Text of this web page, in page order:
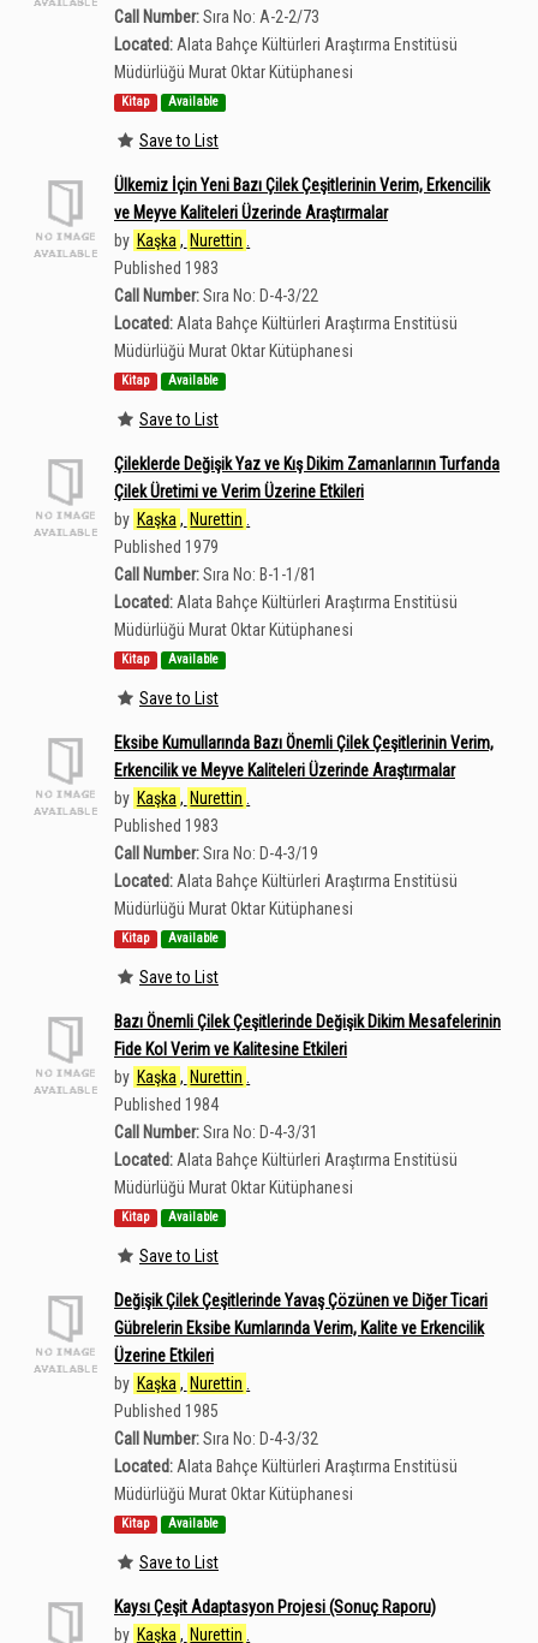
Call Number:Sıra No: A-2-2/73
Located: Alata Bahçe Kültürleri Araştırma Enstitüsü
Müdürlüğü Murat Oktar Kütüphanesi
Kitap Available
Save to List
Ülkemiz İçin Yeni Bazı Çilek Çeşitlerinin Verim, Erkencilik
ve Meyve Kaliteleri Üzerinde Araştırmalar
by Kaşka , Nurettin
Published 1983
Call Number:Sıra No: D-4-3/22
Located: Alata Bahçe Kültürleri Araştırma Enstitüsü
Müdürlüğü Murat Oktar Kütüphanesi
Kitap Available
Save to List
Çileklerde Değişik Yaz ve Kış Dikim Zamanlarının Turfanda
Çilek Üretimi ve Verim Üzerine Etkileri
by Kaşka , Nurettin
Published 1979
Call Number:Sıra No: B-1-1/81
Located: Alata Bahçe Kültürleri Araştırma Enstitüsü
Müdürlüğü Murat Oktar Kütüphanesi
Kitap Available
Save to List
Eksibe Kumullarında Bazı Önemli Çilek Çeşitlerinin Verim,
Erkencilik ve Meyve Kaliteleri Üzerinde Araştırmalar
by Kaşka , Nurettin
Published 1983
Call Number:Sıra No: D-4-3/19
Located: Alata Bahçe Kültürleri Araştırma Enstitüsü
Müdürlüğü Murat Oktar Kütüphanesi
Kitap Available
Save to List
Bazı Önemli Çilek Çeşitlerinde Değişik Dikim Mesafelerinin
Fide Kol Verim ve Kalitesine Etkileri
by Kaşka , Nurettin
Published 1984
Call Number:Sıra No: D-4-3/31
Located: Alata Bahçe Kültürleri Araştırma Enstitüsü
Müdürlüğü Murat Oktar Kütüphanesi
Kitap Available
Save to List
Değişik Çilek Çeşitlerinde Yavaş Çözünen ve Diğer Ticari
Gübrelerin Eksibe Kumlarında Verim, Kalite ve Erkencilik
Üzerine Etkileri
by Kaşka , Nurettin
Published 1985
Call Number:Sıra No: D-4-3/32
Located: Alata Bahçe Kültürleri Araştırma Enstitüsü
Müdürlüğü Murat Oktar Kütüphanesi
Kitap Available
Save to List
Kaysı Çeşit Adaptasyon Projesi (Sonuç Raporu)
by Kaşka , Nurettin